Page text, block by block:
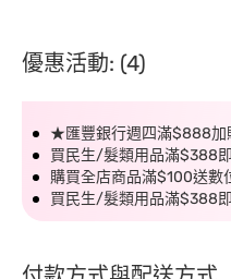
優惠活動: (4)
★匯豐銀行週四滿$888
買民生/髮類用品滿$388
購買全店商品滿$100送數
買民生/髮類用品滿$388